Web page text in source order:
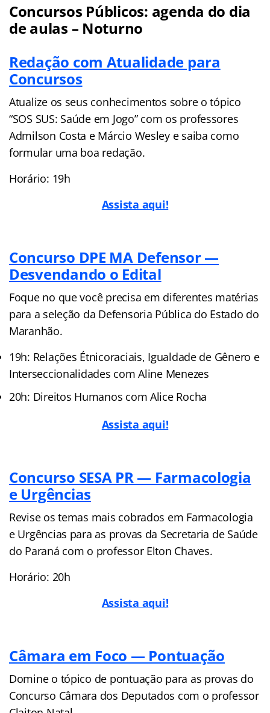
Concursos Públicos: agenda do dia
de aulas – Noturno
Redação com Atualidade para
Concursos
Atualize os seus conhecimentos sobre o tópico
“SOS SUS: Saúde em Jogo” com os professores
Admilson Costa e Márcio Wesley e saiba como
formular uma boa redação.
Horário: 19h
Assista aqui!
Concurso DPE MA Defensor —
Desvendando o Edital
Foque no que você precisa em diferentes matérias
para a seleção da Defensoria Pública do Estado do
Maranhão.
19h: Relações Étnicoraciais, Igualdade de Gênero e
Interseccionalidades com Aline Menezes
20h: Direitos Humanos com Alice Rocha
Assista aqui!
Concurso SESA PR — Farmacologia
e Urgências
Revise os temas mais cobrados em Farmacologia
e Urgências para as provas da Secretaria de Saúde
do Paraná com o professor Elton Chaves.
Horário: 20h
Assista aqui!
Câmara em Foco — Pontuação
Domine o tópico de pontuação para as provas do
Concurso Câmara dos Deputados com o professor